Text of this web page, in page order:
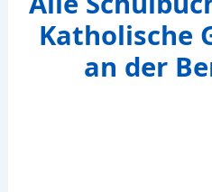
Katholische
an der